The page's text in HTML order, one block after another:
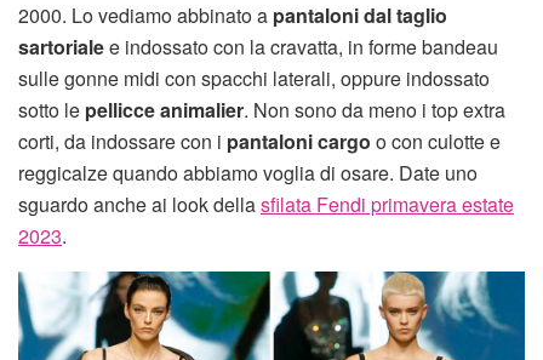
2000. Lo vediamo abbinato a pantaloni dal taglio
sartorialee indossato con la cravatta, in forme bandeau
sulle gonne midi con spacchi laterali, oppure indossato
sotto le pellicce animalier. Non sono da meno i top extra
corti, da indossare con i pantaloni cargo o con culotte e
reggicalze quando abbiamo voglia di osare. Date uno
sguardo anche ai look dellasfilata Fendi primavera estate
2023.